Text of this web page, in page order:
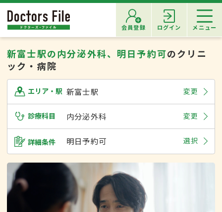
会員登録 ログイン メニュー
新富士駅の内分泌外科、明日予約可のクリニ
ック・病院
エリア・駅 新富士駅 変更
診療科目 内分泌外科 変更
詳細条件 明日予約可 選択